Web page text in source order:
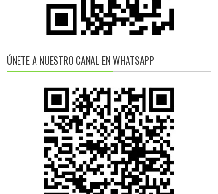
ÚNETE A NUESTRO CANAL EN WHATSAPP